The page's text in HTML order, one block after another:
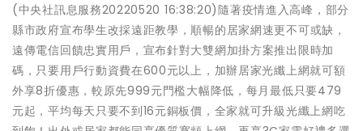
(中央社訊息服務20220520 16:38:20)隨著疫情進入高峰，部分
縣市政府宣布學生改採遠距教學，順暢的居家網速更不可或缺，
遠傳電信回饋忠實用戶，宣布針對大雙網加掛方案推出限時加
碼，只要用戶行動資費在600元以上，加辦居家光纖上網就可額
外享8折優惠，較原先999元門檻大幅降低，每月最低只要479
元起，平均每天只要不到16元銅板價，全家就可升級光纖上網吃